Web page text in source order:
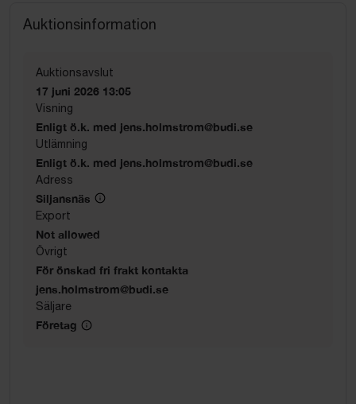
Auktionsinformation
Auktionsavslut
17 juni 2026 13:05
Visning
Enligt ö.k. med jens.holmstrom@budi.se
Utlämning
Enligt ö.k. med jens.holmstrom@budi.se
Adress
Siljansnäs
Export
Not allowed
Övrigt
För önskad fri frakt kontakta
jens.holmstrom@budi.se
Säljare
Företag